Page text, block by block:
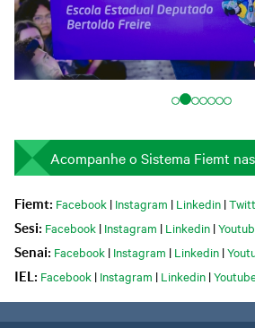
Acompanhe o Sistema Fiemt
Fiemt: Facebook | Instagram | Linkedin |
Sesi: Facebook | Instagram | Linkedin |
Senai: Facebook | Instagram | Linkedin |
IEL: Facebook | Instagram | Linkedin |